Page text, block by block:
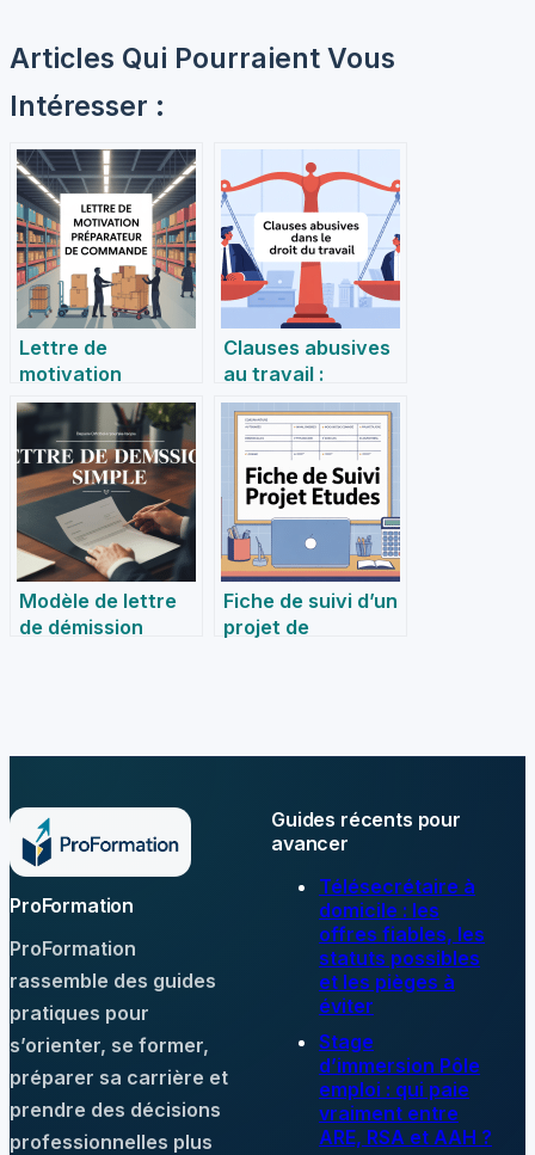
Articles Qui Pourraient Vous
Intéresser :
Lettre de
motivation
préparateur de
commande :
exemples,
conseils et
astuces
Clauses abusives
au travail :
comprendre,
repérer et agir en
toute confiance
Modèle de lettre
de démission
stress
Fiche de suivi d’un
projet de
ProFormation
ProFormation
rassemble des guides
pratiques pour
s’orienter, se former,
préparer sa carrière et
prendre des décisions
professionnelles plus
Guides récents pour
avancer
Télésecrétaire à
domicile : les
offres fiables, les
statuts possibles
et les pièges à
éviter
Stage
d’immersion Pôle
emploi : qui paie
vraiment entre
ARE, RSA et AAH ?